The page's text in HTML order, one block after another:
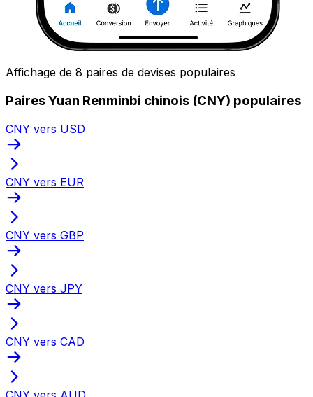
Affichage de 8 paires de devises populaires
Paires Yuan Renminbi chinois (CNY) populaires
CNY vers USD
CNY vers EUR
CNY vers GBP
CNY vers JPY
CNY vers CAD